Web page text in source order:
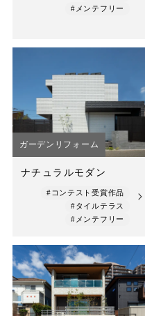
#メンテフリー
ガーデンリフォーム
ナチュラルモダン
#コンテスト受賞作品
#タイルテラス
#メンテフリー